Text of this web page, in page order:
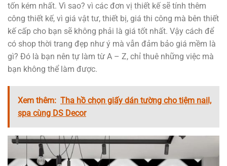
tốn kém nhất. Vì sao? vì các đơn vị thiết kế sẽ tính thêm
công thiết kế, vì giá vật tư, thiết bị, giá thi công mà bên thiết
kế cấp cho bạn sẽ không phải là giá tốt nhất. Vậy cách để
có shop thời trang đẹp như ý mà vẫn đảm bảo giá mềm là
gì? Đó là bạn nên tự làm từ A – Z, chỉ thuê những việc mà
bạn không thể làm được.
Xem thêm: Tha hồ chọn giấy dán tường cho tiệm nail,
spa cùng DS Decor